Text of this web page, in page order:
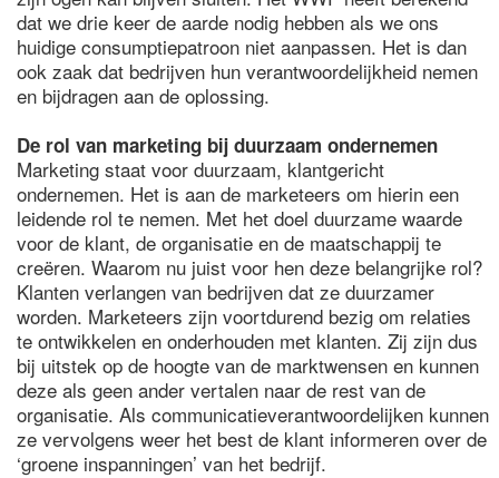
dat we drie keer de aarde nodig hebben als we ons
huidige consumptiepatroon niet aanpassen. Het is dan
ook zaak dat bedrijven hun verantwoordelijkheid nemen
en bijdragen aan de oplossing.
De rol van marketing bij duurzaam ondernemen
Marketing staat voor duurzaam, klantgericht
ondernemen. Het is aan de marketeers om hierin een
leidende rol te nemen. Met het doel duurzame waarde
voor de klant, de organisatie en de maatschappij te
creëren. Waarom nu juist voor hen deze belangrijke rol?
Klanten verlangen van bedrijven dat ze duurzamer
worden. Marketeers zijn voortdurend bezig om relaties
te ontwikkelen en onderhouden met klanten. Zij zijn dus
bij uitstek op de hoogte van de marktwensen en kunnen
deze als geen ander vertalen naar de rest van de
organisatie. Als communicatieverantwoordelijken kunnen
ze vervolgens weer het best de klant informeren over de
‘groene inspanningen’ van het bedrijf.